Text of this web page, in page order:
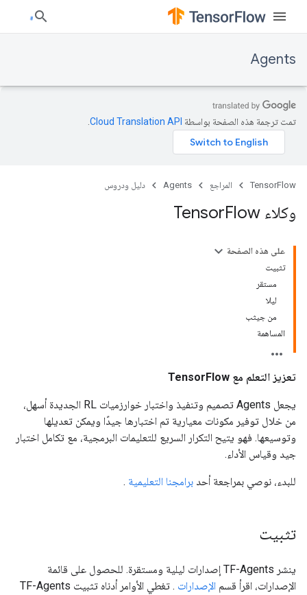
Agents
تمت ترجمة هذه الصفحة بواسطة Cloud Translation API‏
TensorFlow المراجع Agents دليل ودروس
وكلاء Tensor Flow
على هذه الصفحة
تثبيت
مستقر
ليلا
من جيثب
المساهمة
تعزيز التعلم مع TensorFlow
يجعل Agents تصميم وتنفيذ واختبار خوارزميات RL الجديدة أسهل،
من خلال توفير مكونات معيارية تم اختبارها جيدًا ويمكن تعديلها
وتوسيعها. فهو يتيح التكرار السريع للتعليمات البرمجية، مع تكامل اختبار
جيد وقياس الأداء.
للبدء، نوصي بمراجعة أحد برامجنا التعليمية .
تثبيت
ينشر TF-Agents إصدارات ليلية ومستقرة. للحصول على قائمة
الإصدارات، اقرأ قسم الإصدارات
. تغطي الأوامر أدناه تثبيت TF-Agents